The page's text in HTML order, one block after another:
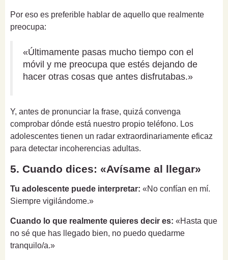
Por eso es preferible hablar de aquello que realmente
preocupa:
«Últimamente pasas mucho tiempo con el
móvil y me preocupa que estés dejando de
hacer otras cosas que antes disfrutabas.»
Y, antes de pronunciar la frase, quizá convenga
comprobar dónde está nuestro propio teléfono. Los
adolescentes tienen un radar extraordinariamente eficaz
para detectar incoherencias adultas.
5. Cuando dices: «Avísame al llegar»
Tu adolescente puede interpretar: «No confían en mí.
Siempre vigilándome.»
Cuando lo que realmente quieres decir es: «Hasta que
no sé que has llegado bien, no puedo quedarme
tranquilo/a.»